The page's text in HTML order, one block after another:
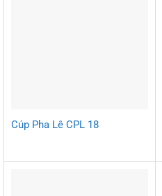
Cúp Pha Lê CPL 18